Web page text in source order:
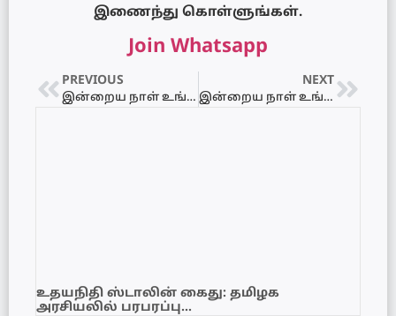
இணைந்து கொள்ளுங்கள்.
Join Whatsapp
PREVIOUS
இன்றைய நாள் உங்களுக்கு எப்படி? 16.05.2021 – ஞாயிற்றுக்கிழமை
NEXT
இன்றைய நாள் உங்களுக்கு எப்படி? 18.05.2021 – செவ்வாய்க்கிழமை
உதயநிதி ஸ்டாலின் கைது: தமிழக
அரசியலில் பரபரப்பு…